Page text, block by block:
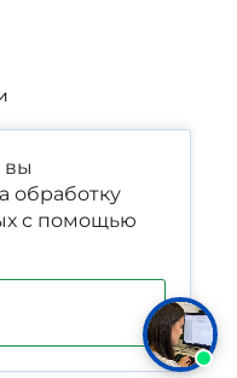
вы
обработку
с помощью